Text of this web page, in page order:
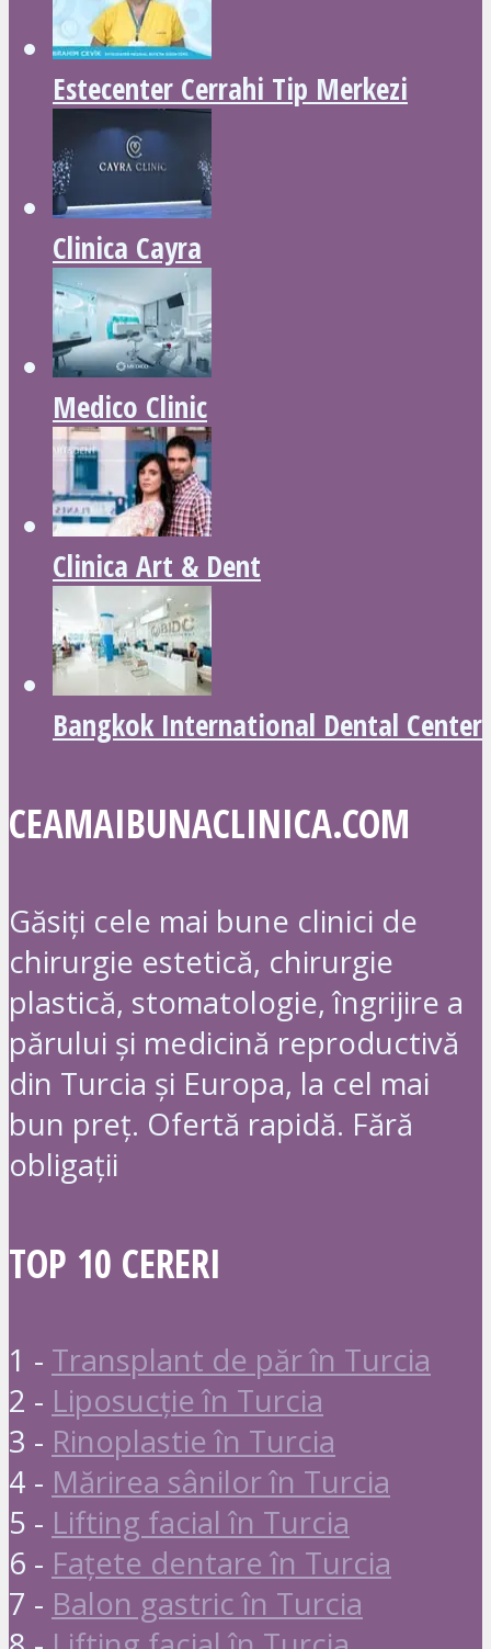
Estecenter Cerrahi Tip Merkezi
Clinica Cayra
Medico Clinic
Clinica Art & Dent
Bangkok International Dental Center
CEAMAIBUNACLINICA.COM
Găsiți cele mai bune clinici de
chirurgie estetică, chirurgie
plastică, stomatologie, îngrijire a
părului și medicină reproductivă
din Turcia și Europa, la cel mai
bun preț. Ofertă rapidă. Fără
obligații
TOP 10 CERERI
1 - Transplant de păr în Turcia
2 - Liposucție în Turcia
3 - Rinoplastie în Turcia
4 - Mărirea sânilor în Turcia
5 - Lifting facial în Turcia
6 - Fațete dentare în Turcia
7 - Balon gastric în Turcia